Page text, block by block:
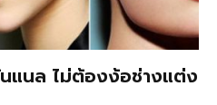
แนล ไม่ต้องง้อช่างแต่ง